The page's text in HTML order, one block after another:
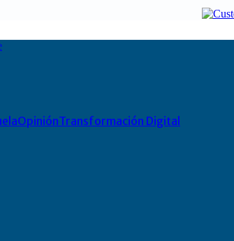
OpiniónTransformación Digital